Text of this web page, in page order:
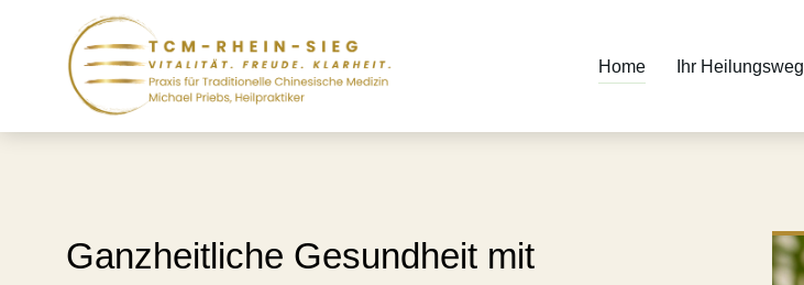
Home Ihr Heilungsweg
Ganzheitliche Gesundheit mit